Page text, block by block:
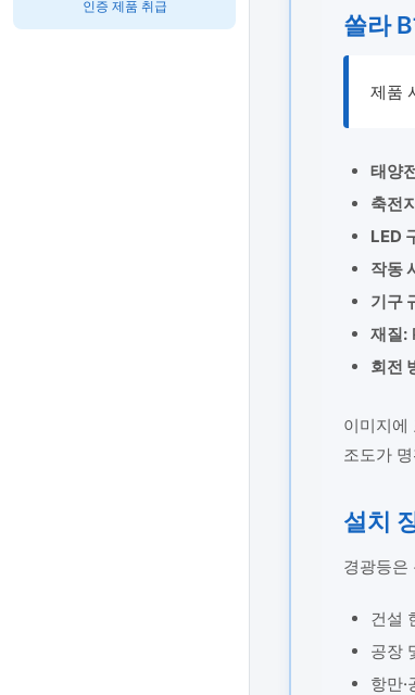
인증 제품 취급
쏠라
제품
태양
축전
LED
작동
기구
재질:
회전
이미지에
조도가
설치
경광등은
건설
공장
항만